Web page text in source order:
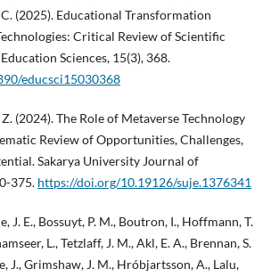
(2025). Educational Transformation
Critical Review of Scientific
Sciences, 15(3), 368.
educsci15030368
(2024). The Role of Metaverse Technology
Review of Opportunities, Challenges,
Sakarya University Journal of
375. https://doi.org/10.19126/suje.1376341
J. E., Bossuyt, P. M., Boutron, I., Hoffmann, T.
L., Tetzlaff, J. M., Akl, E. A., Brennan, S.
J., Grimshaw, J. M., Hróbjartsson, A., Lalu,